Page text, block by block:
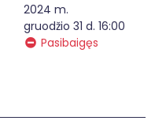
2024 m.
gruodžio 31 d. 16:00
Pasibaigęs